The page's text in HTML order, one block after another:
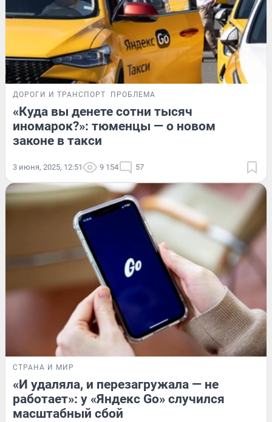
ДОРОГИ И ТРАНСПОРТ ПРОБЛЕМА
«Куда вы денете сотни тысяч
иномарок?»: тюменцы — о новом
законе в такси
3 июня, 2025, 12:51 9 154 57
СТРАНА И МИР
«И удаляла, и перезагружала — не
работает»: у «Яндекс Go» случился
масштабный сбой